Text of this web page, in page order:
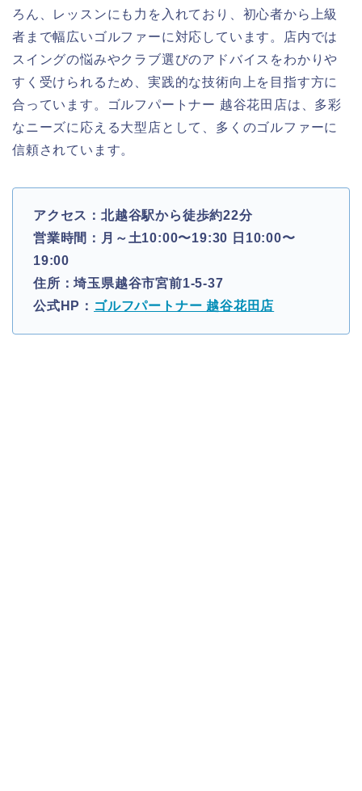
ろん、レッスンにも力を入れており、初心者から上級
者まで幅広いゴルファーに対応しています。店内では
スイングの悩みやクラブ選びのアドバイスをわかりや
すく受けられるため、実践的な技術向上を目指す方に
合っています。ゴルフパートナー 越谷花田店は、多彩
なニーズに応える大型店として、多くのゴルファーに
信頼されています。
アクセス：北越谷駅から徒歩約22分
営業時間：月～土10:00〜19:30 日10:00〜
19:00
住所：埼玉県越谷市宮前1-5-37
公式HP： ゴルフパートナー 越谷花田店